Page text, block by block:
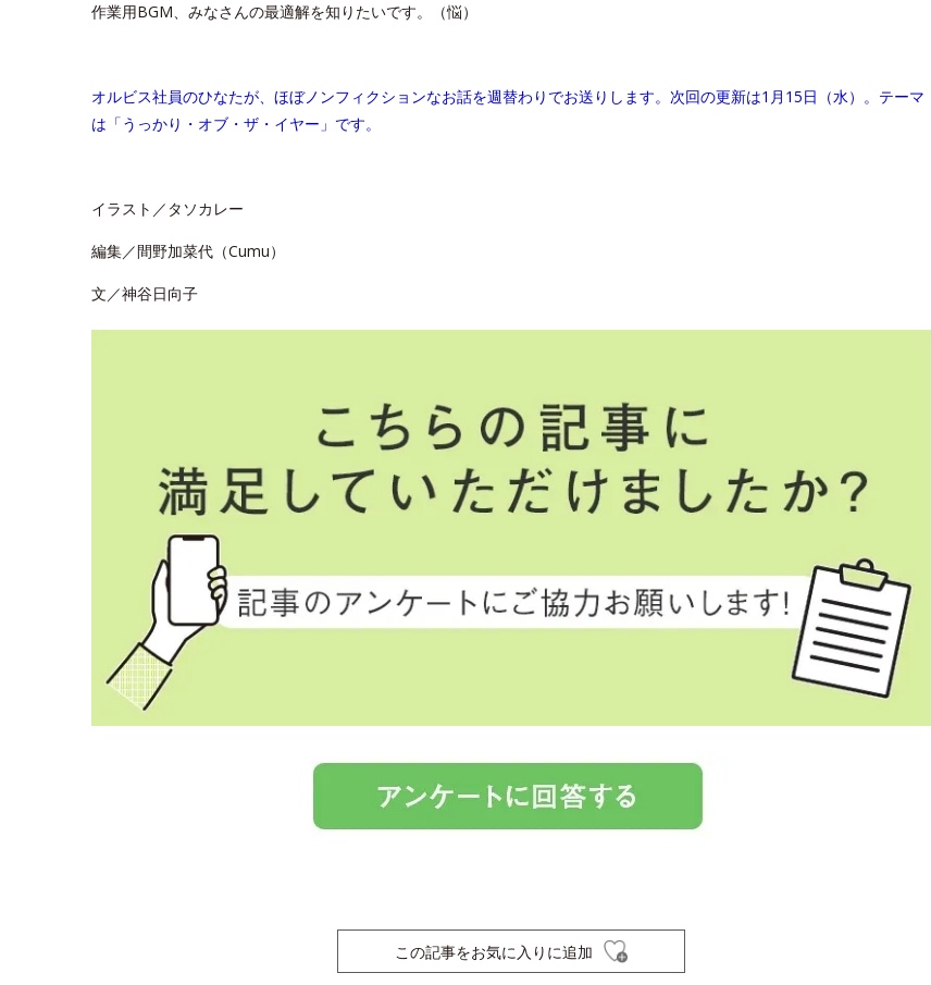
作業用BGM、みなさんの最適解を知りたいです。（悩）
オルビス社員のひなたが、ほぼノンフィクションなお話を週替わりでお送りします。次回の更新は1月15日（水）。テーマ
は「うっかり・オブ・ザ・イヤー」です。
イラスト／タソカレー
編集／間野加菜代（Cumu）
文／神谷日向子
この記事をお気に入りに追加